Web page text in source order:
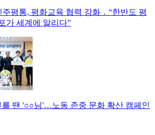
평통, 평화교육 협력 강화 ․ “한반도 평
가 세계에 알리다”
를 땐 '○○님'…노동 존중 문화 확산 캠페인